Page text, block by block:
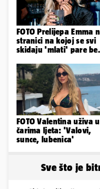
FOTO Prelijepa Emma
stranici na kojoj se svi
skidaju 'mlati' pare
FOTO Valentina uživa u
čarima ljeta: 'Valovi,
sunce, lubenica'
Sve što je